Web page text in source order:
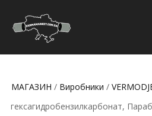
МАГАЗИН / Виробники /
гексагидробензилкарбонат,